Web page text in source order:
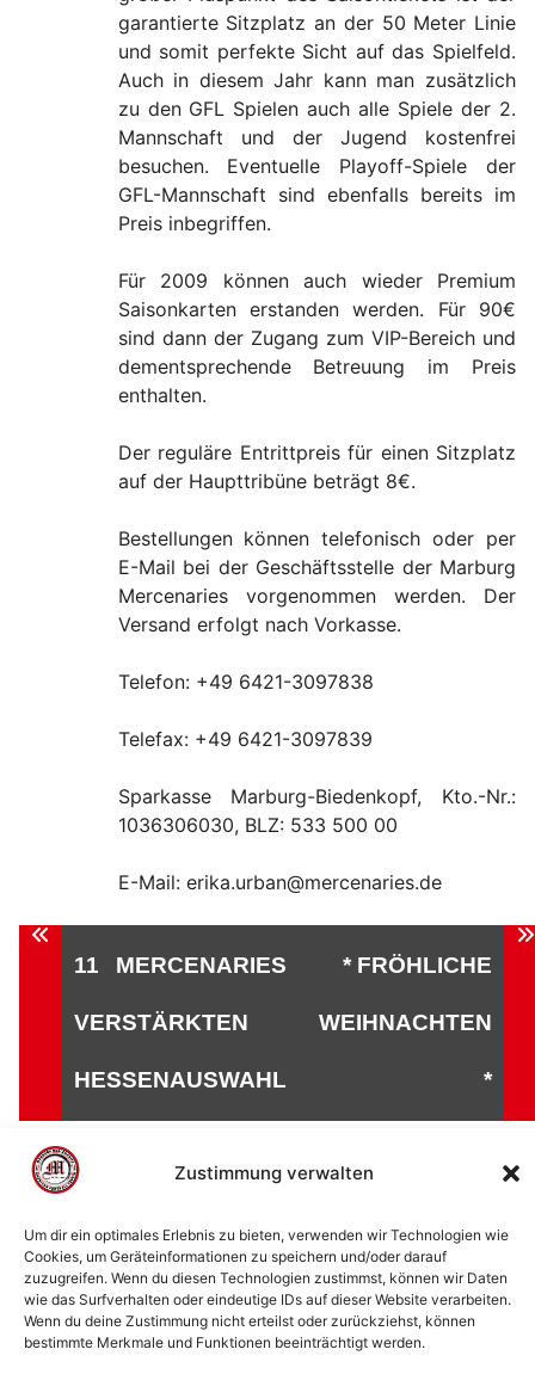
Zustimmung verwalten
Um dir ein optimales Erlebnis zu bieten, verwenden wir Technologien wie
Cookies, um Geräteinformationen zu speichern und/oder darauf
zuzugreifen. Wenn du diesen Technologien zustimmst, können wir Daten
wie das Surfverhalten oder eindeutige IDs auf dieser Website verarbeiten.
Wenn du deine Zustimmung nicht erteilst oder zurückziehst, können
bestimmte Merkmale und Funktionen beeinträchtigt werden.
garantierte Sitzplatz an der 50 Meter Linie
und somit perfekte Sicht auf das Spielfeld.
Auch in diesem Jahr kann man zusätzlich
zu den GFL Spielen auch alle Spiele der 2.
Mannschaft und der Jugend kostenfrei
besuchen. Eventuelle Playoff-Spiele der
GFL-Mannschaft sind ebenfalls bereits im
Preis inbegriffen.
Für 2009 können auch wieder Premium
Saisonkarten erstanden werden. Für 90€
sind dann der Zugang zum VIP-Bereich und
dementsprechende Betreuung im Preis
enthalten.
Der reguläre Entrittpreis für einen Sitzplatz
auf der Haupttribüne beträgt 8€.
Bestellungen können telefonisch oder per
E-Mail bei der Geschäftsstelle der Marburg
Mercenaries vorgenommen werden. Der
Versand erfolgt nach Vorkasse.
Telefon: +49 6421-3097838
Telefax: +49 6421-3097839
Sparkasse Marburg-Biedenkopf, Kto.-Nr.:
1036306030, BLZ: 533 500 00
E-Mail: erika.urban@mercenaries.de
Beitragsnavigation
11 MERCENARIES
VERSTÄRKTEN
HESSENAUSWAHL
* FRÖHLICHE
WEIHNACHTEN
*
© 2002 - 2026 American Football Verein Marburg
Mercenaries e.V. |die Stadt Marburg|Impressum|
Datenschutzerklärung|Cookie-Richtlinie (EU)|
Kontakt